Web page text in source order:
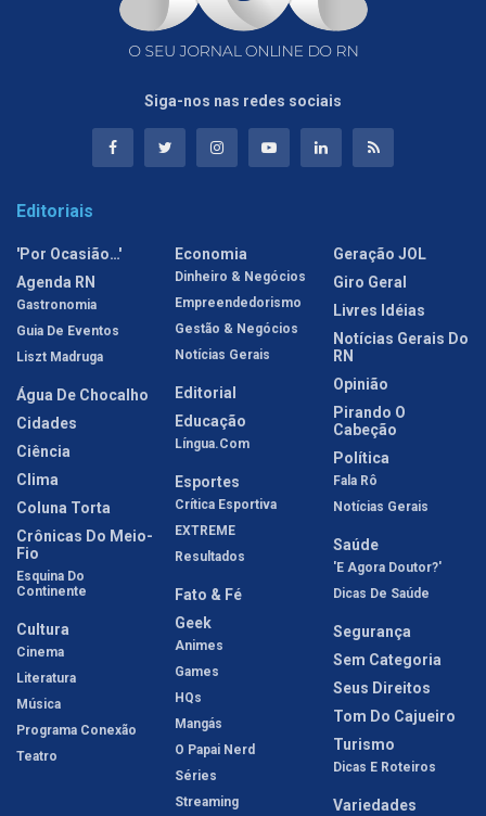
Siga-nos nas redes sociais
Editoriais
'Por Ocasião…'
Agenda RN
Gastronomia
Guia De Eventos
Liszt Madruga
Água De Chocalho
Cidades
Ciência
Clima
Coluna Torta
Crônicas Do Meio-
Fio
Esquina Do
Continente
Cultura
Cinema
Literatura
Música
Programa Conexão
Teatro
Economia
Dinheiro & Negócios
Empreendedorismo
Gestão & Negócios
Notícias Gerais
Editorial
Educação
Língua.com
Esportes
Crítica Esportiva
EXTREME
Resultados
Fato & Fé
Geek
Animes
Games
HQs
Mangás
O Papai Nerd
Séries
Streaming
Geração JOL
Giro Geral
Livres Idéias
Notícias Gerais Do
RN
Opinião
Pirando O
Cabeção
Política
Fala Rô
Notícias Gerais
Saúde
'E Agora Doutor?'
Dicas De Saúde
Segurança
Sem Categoria
Seus Direitos
Tom Do Cajueiro
Turismo
Dicas E Roteiros
Variedades